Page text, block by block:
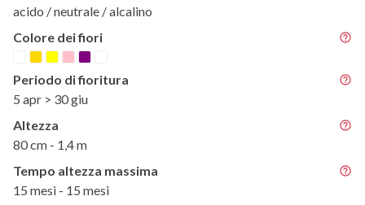
acido / neutrale / alcalino
Colore dei fiori
Periodo di fioritura
5 apr > 30 giu
Altezza
80 cm - 1,4 m
Tempo altezza massima
15 mesi - 15 mesi